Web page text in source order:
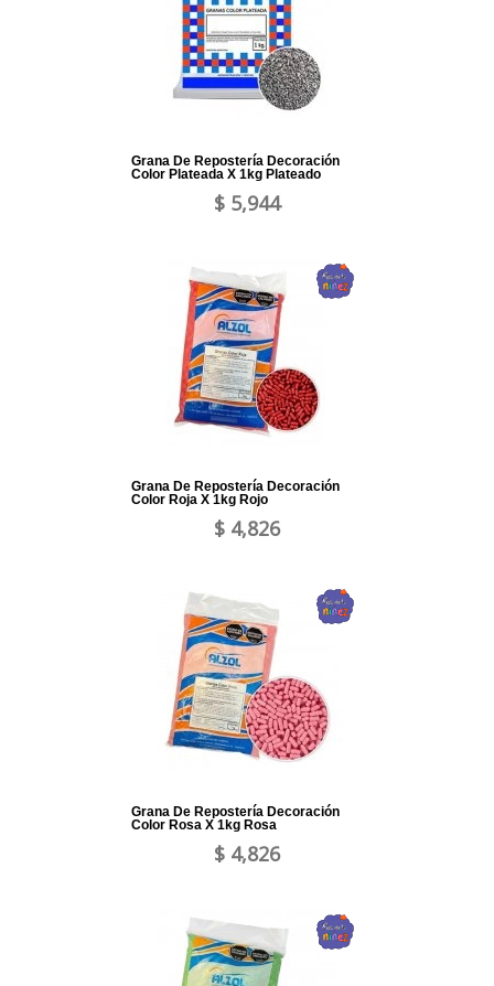
Grana De Repostería Decoración
Color Plateada X 1kg Plateado
$ 5,944
Grana De Repostería Decoración
Color Roja X 1kg Rojo
$ 4,826
Grana De Repostería Decoración
Color Rosa X 1kg Rosa
$ 4,826